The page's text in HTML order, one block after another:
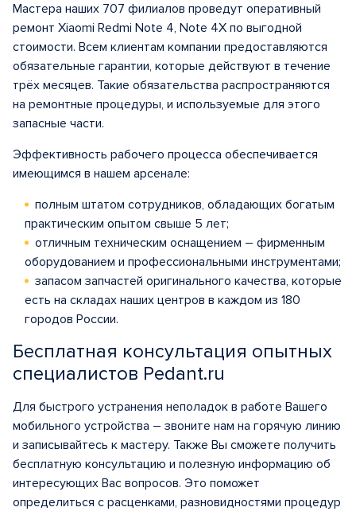
Мастера наших 707 филиалов проведут оперативный
ремонт Xiaomi Redmi Note 4, Note 4X по выгодной
стоимости. Всем клиентам компании предоставляются
обязательные гарантии, которые действуют в течение
трёх месяцев. Такие обязательства распространяются
на ремонтные процедуры, и используемые для этого
запасные части.
Эффективность рабочего процесса обеспечивается
имеющимся в нашем арсенале:
полным штатом сотрудников, обладающих богатым
практическим опытом свыше 5 лет;
отличным техническим оснащением – фирменным
оборудованием и профессиональными инструментами;
запасом запчастей оригинального качества, которые
есть на складах наших центров в каждом из 180
городов России.
Бесплатная консультация опытных
специалистов Pedant.ru
Для быстрого устранения неполадок в работе Вашего
мобильного устройства – звоните нам на горячую линию
и записывайтесь к мастеру. Также Вы сможете получить
бесплатную консультацию и полезную информацию об
интересующих Вас вопросов. Это поможет
определиться с расценками, разновидностями процедур